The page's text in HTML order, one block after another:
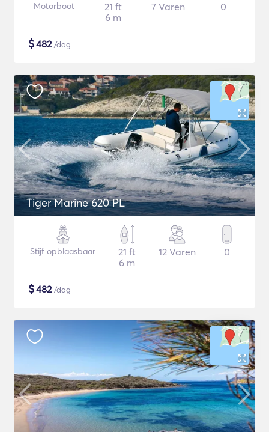
Motorboot
21 ft
6 m
7 Varen 0
$482/dag
Tiger Marine 620 PL
Stijf opblaasbaar
21 ft
6 m
12 Varen 0
$482/dag